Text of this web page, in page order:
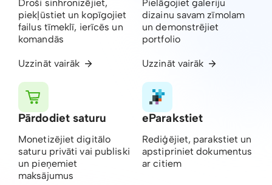
Droši sinhronizējiet,
piekļūstiet un kopīgojiet
failus tīmeklī, ierīcēs un
komandās
Uzzināt vairāk
Pielāgojiet galeriju
dizainu savam zīmolam
un demonstrējiet
portfolio
Uzzināt vairāk
Pārdodiet saturu
Monetizējiet digitālo
saturu privāti vai publiski
un pieņemiet
maksājumus
eParakstiet
Rediģējiet, parakstiet un
apstipriniet dokumentus
ar citiem